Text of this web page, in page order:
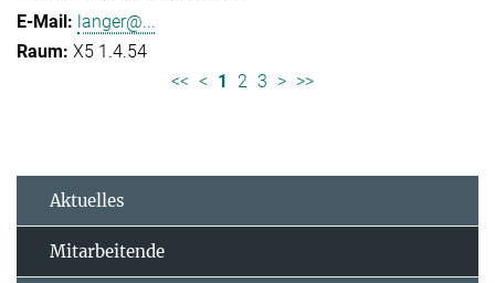
langer@...
X5 1.4.54
<< < 1 2 3 > >>
Aktuelles
Mitarbeitende